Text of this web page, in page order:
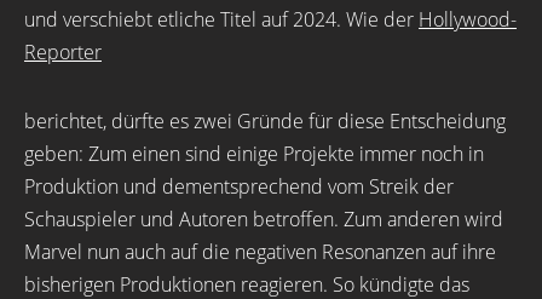
und verschiebt etliche Titel auf 2024. Wie der Hollywood-
Reporter
berichtet, dürfte es zwei Gründe für diese Entscheidung
geben: Zum einen sind einige Projekte immer noch in
Produktion und dementsprechend vom Streik der
Schauspieler und Autoren betroffen. Zum anderen wird
Marvel nun auch auf die negativen Resonanzen auf ihre
bisherigen Produktionen reagieren. So kündigte das